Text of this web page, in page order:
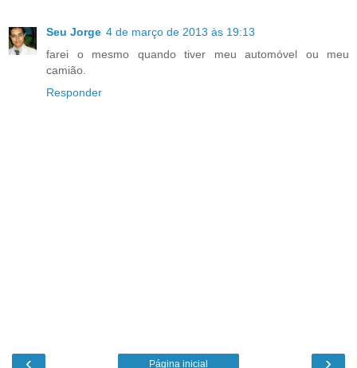
Seu Jorge 4 de março de 2013 às 19:13
farei o mesmo quando tiver meu automóvel ou meu
camião.
Responder
‹ ›
Página inicial